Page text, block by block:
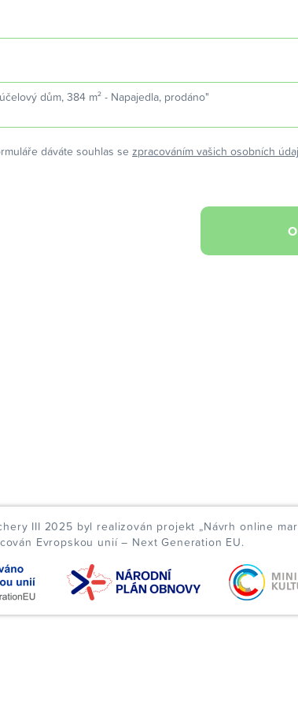
dáváte souhlas se zpracováním vašich osobních
III 2025 byl realizován projekt „Návrh online
Evropskou unií – Next Generation EU.